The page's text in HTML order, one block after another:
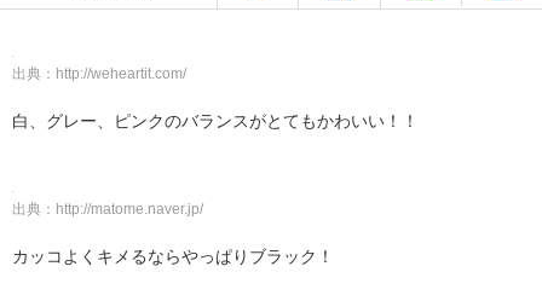
出典： http://weheartit.com/
白、グレー、ピンクのバランスがとてもかわいい！！
出典： http://matome.naver.jp/
カッコよくキメるならやっぱりブラック！